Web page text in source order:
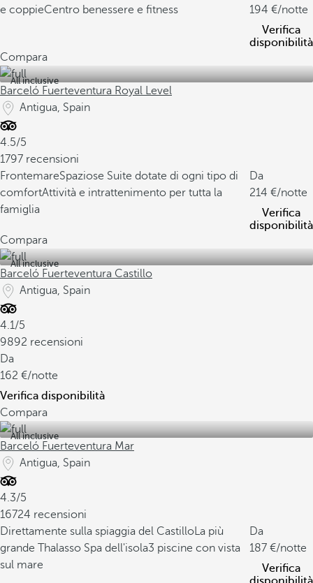
e coppieCentro benessere e fitness
194
/notte
Verifica
disponibilità
Compara
All inclusive
Barceló Fuerteventura Royal Level
Antigua, Spain
4.5/5
1797 recensioni
FrontemareSpaziose Suite dotate di ogni tipo di
comfortAttività e intrattenimento per tutta la
famiglia
Da
214
/notte
Verifica
disponibilità
Compara
All inclusive
Barceló Fuerteventura Castillo
Antigua, Spain
4.1/5
9892 recensioni
Da
162
/notte
Verifica disponibilità
Compara
All inclusive
Barceló Fuerteventura Mar
Antigua, Spain
4.3/5
16724 recensioni
Direttamente sulla spiaggia del CastilloLa più
grande Thalasso Spa dell'isola3 piscine con vista
sul mare
Da
187
/notte
Verifica